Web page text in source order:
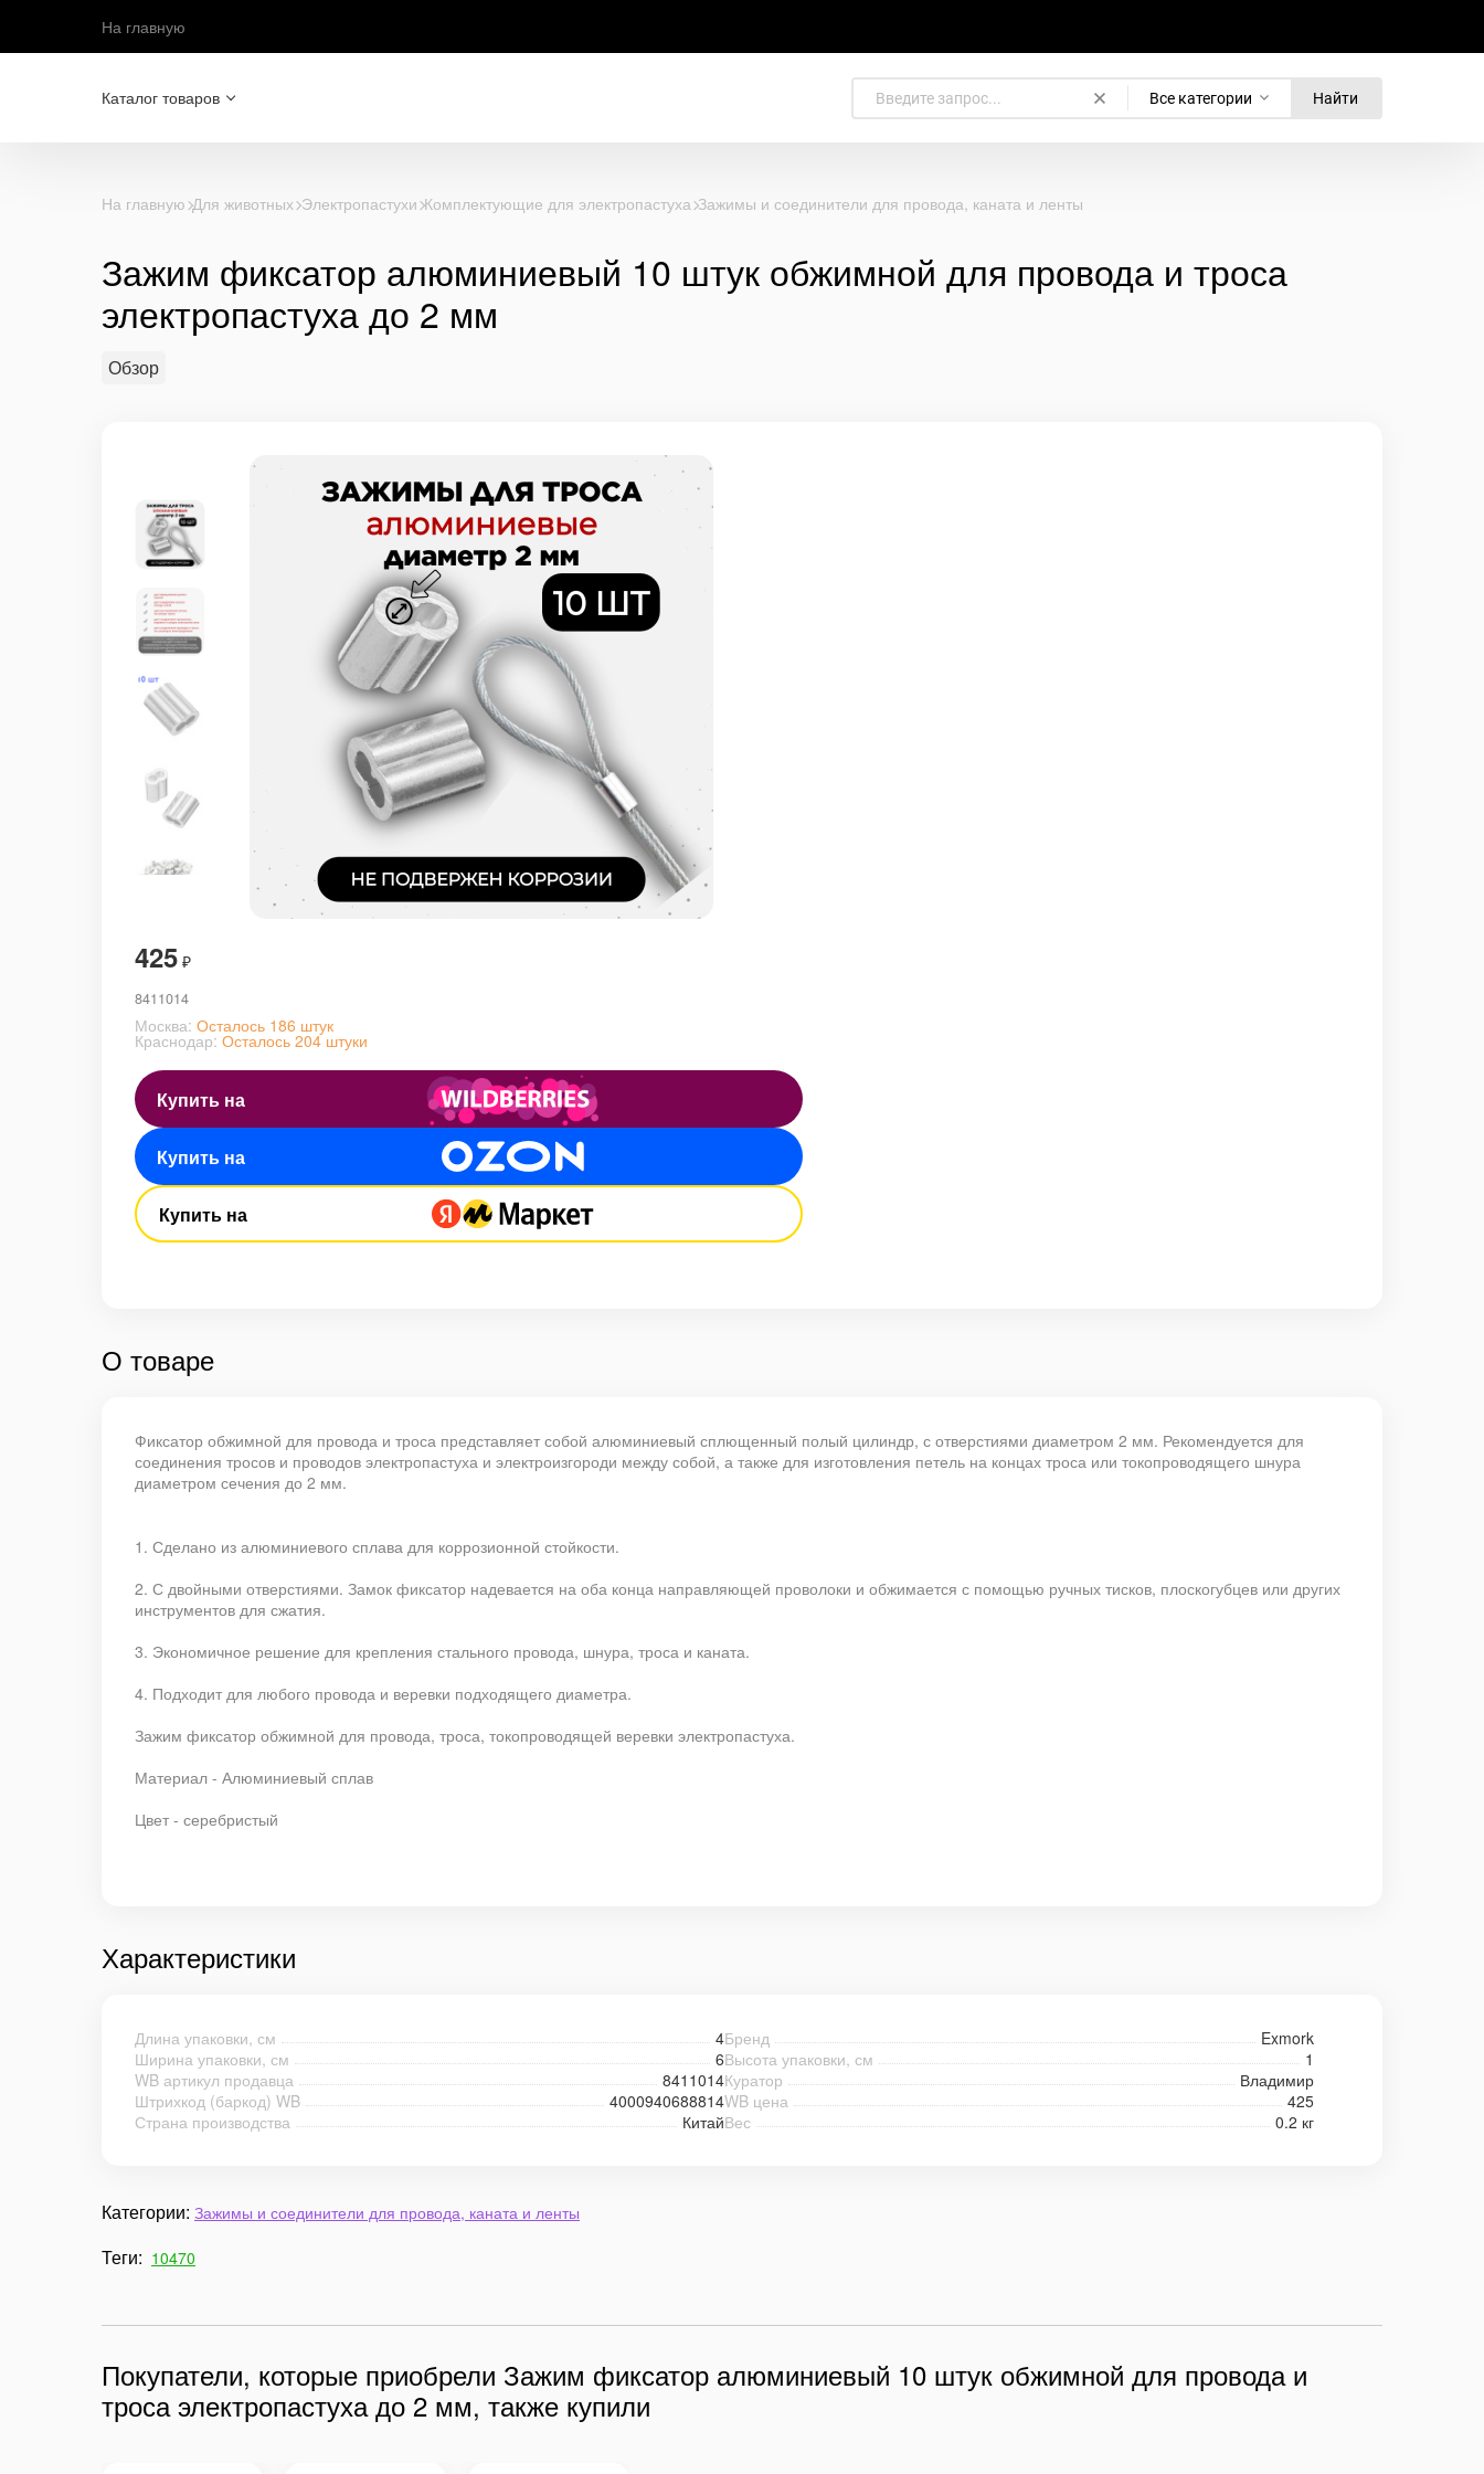
На главную
Каталог товаров Все категории Найти
На главную Для животных Электропастухи Комплектующие для электропастуха Зажимы и соединители для провода, каната и ленты
Зажим фиксатор алюминиевый 10 штук обжимной для провода и троса
электропастуха до 2 мм
Обзор
425 ₽
8411014
Москва: Осталось 186 штук
Краснодар: Осталось 204 штуки
Купить на
Купить на
Купить на
О товаре
Фиксатор обжимной для провода и троса представляет собой алюминиевый сплющенный полый цилиндр, с отверстиями диаметром 2 мм. Рекомендуется для
соединения тросов и проводов электропастуха и электроизгороди между собой, а также для изготовления петель на концах троса или токопроводящего шнура
диаметром сечения до 2 мм.
1. Сделано из алюминиевого сплава для коррозионной стойкости.
2. С двойными отверстиями. Замок фиксатор надевается на оба конца направляющей проволоки и обжимается с помощью ручных тисков, плоскогубцев или других
инструментов для сжатия.
3. Экономичное решение для крепления стального провода, шнура, троса и каната.
4. Подходит для любого провода и веревки подходящего диаметра.
Зажим фиксатор обжимной для провода, троса, токопроводящей веревки электропастуха.
Материал - Алюминиевый сплав
Цвет - серебристый
Характеристики
Длина упаковки, см 4Бренд
Exmork
Ширина упаковки, см
6Высота упаковки, см
1
WB артикул продавца
8411014Куратор
Владимир
Штрихкод (баркод) WB
4000940688814WB цена
425
Страна производства
КитайВес 0.2 кг
Категории: Зажимы и соединители для провода, каната и ленты
Теги: 10470
Покупатели, которые приобрели Зажим фиксатор алюминиевый 10 штук обжимной для провода и
троса электропастуха до 2 мм, также купили